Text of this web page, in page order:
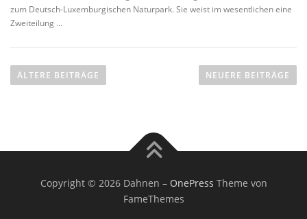
zum Deutsch-Luxemburgischen Naturpark. Sie weist im wesentlichen eine
Zweiteilung …
eÄLTERE BEITRÄGE NEUERE BEITRÄGE
Copyright © 2026 Dahnen – OnePress Theme von
FameThemes